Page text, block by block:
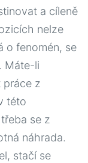
a cíleně
nelze
o fenomén, se
Máte-li
práce z
této
se z
náhrada.
stačí se